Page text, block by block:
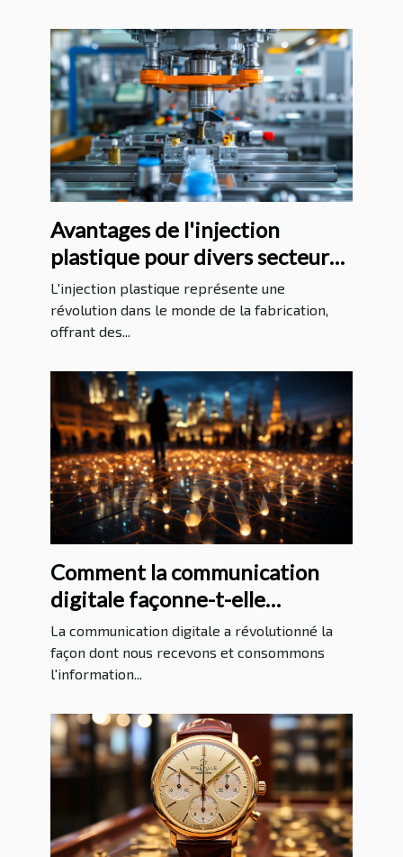
Avantages de l'injection
plastique pour divers secteurs
industriels
L'injection plastique représente une
révolution dans le monde de la fabrication,
offrant des...
Comment la communication
digitale façonne-t-elle
l'information internationale?
La communication digitale a révolutionné la
façon dont nous recevons et consommons
l'information...